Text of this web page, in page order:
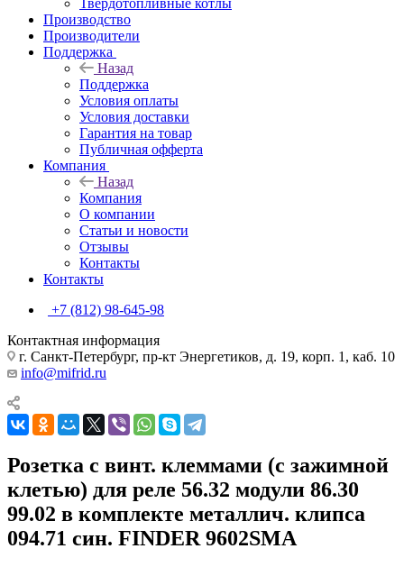
Твердотопливные котлы
Производство
Производители
Поддержка
Назад
Поддержка
Условия оплаты
Условия доставки
Гарантия на товар
Публичная офферта
Компания
Назад
Компания
О компании
Статьи и новости
Отзывы
Контакты
Контакты
+7 (812) 98-645-98
Контактная информация
г. Санкт-Петербург, пр-кт Энергетиков, д. 19, корп. 1, каб. 10
info@mifrid.ru
Розетка с винт. клеммами (с зажимной
клетью) для реле 56.32 модули 86.30
99.02 в комплекте металлич. клипса
094.71 син. FINDER 9602SMA